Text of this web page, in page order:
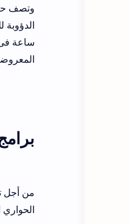
وتصف
ساعة فى
من أجل
الحواري